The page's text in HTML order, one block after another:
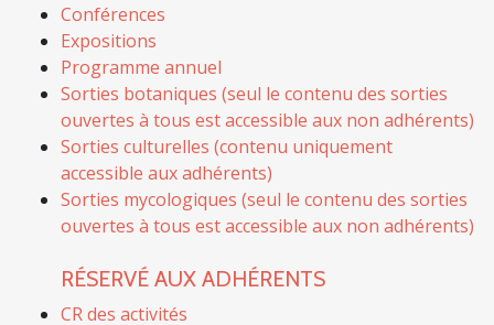
Conférences
Expositions
Programme annuel
Sorties botaniques (seul le contenu des sorties
ouvertes à tous est accessible aux non adhérents)
Sorties culturelles (contenu uniquement
accessible aux adhérents)
Sorties mycologiques (seul le contenu des sorties
ouvertes à tous est accessible aux non adhérents)
RÉSERVÉ AUX ADHÉRENTS
CR des activités